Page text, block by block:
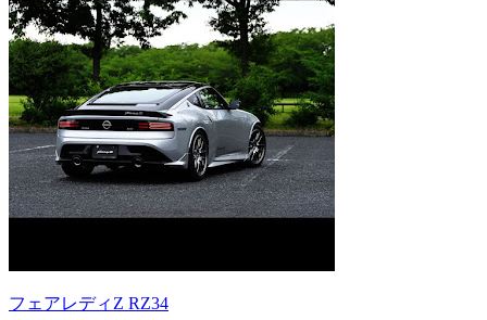
フェアレディZ RZ34